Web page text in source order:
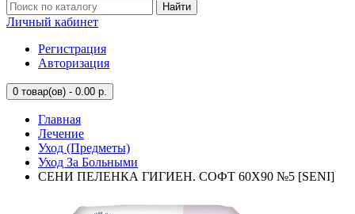
Найти
Личный кабинет
Регистрация
Авторизация
0 товар(ов) - 0.00 р.
Главная
Лечение
Уход (Предметы)
Уход За Больными
СЕНИ ПЕЛЕНКА ГИГИЕН. СОФТ 60X90 №5 [SENI]